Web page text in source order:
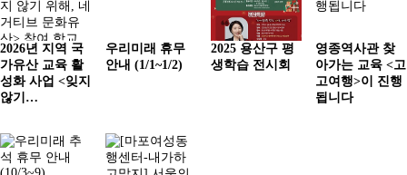
2026년 지역 국
가유산 교육 활
성화 사업 <잊지
않기…
우리미래 휴무
안내 (1/1~1/2)
2025 용산구 평
생학습 전시회
영종역사관 찾
아가는 교육 <고
고여행>이 진행
됩니다